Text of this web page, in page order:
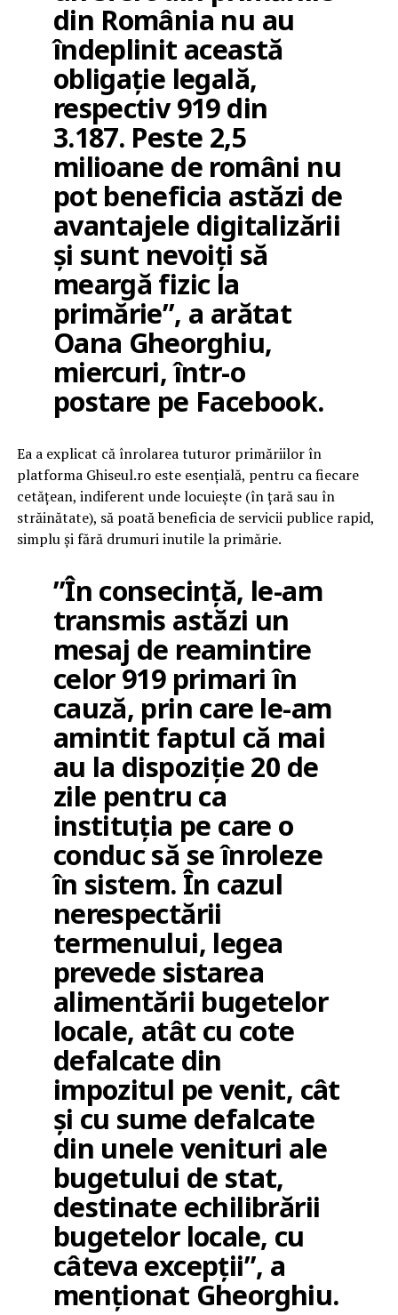
din România nu au
îndeplinit această
obligaţie legală,
respectiv 919 din
3.187. Peste 2,5
milioane de români nu
pot beneficia astăzi de
avantajele digitalizării
şi sunt nevoiţi să
meargă fizic la
primărie”, a arătat
Oana Gheorghiu,
miercuri, într-o
postare pe Facebook.
Ea a explicat că înrolarea tuturor primăriilor în
platforma Ghiseul.ro este esenţială, pentru ca fiecare
cetăţean, indiferent unde locuieşte (în ţară sau în
străinătate), să poată beneficia de servicii publice rapid,
simplu şi fără drumuri inutile la primărie.
”În consecinţă, le-am
transmis astăzi un
mesaj de reamintire
celor 919 primari în
cauză, prin care le-am
amintit faptul că mai
au la dispoziţie 20 de
zile pentru ca
instituţia pe care o
conduc să se înroleze
în sistem. În cazul
nerespectării
termenului, legea
prevede sistarea
alimentării bugetelor
locale, atât cu cote
defalcate din
impozitul pe venit, cât
şi cu sume defalcate
din unele venituri ale
bugetului de stat,
destinate echilibrării
bugetelor locale, cu
câteva excepţii”, a
menţionat Gheorghiu.